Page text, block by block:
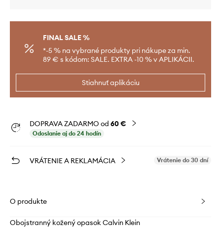
FINAL SALE %
*-5 % na vybrané produkty pri nákupe za min.
89 € s kódom: SALE. EXTRA -10 % v APLIKÁCII.
Stiahnuť aplikáciu
DOPRAVA ZADARMO od 60 €
Odoslanie aj do 24 hodín
VRÁTENIE A REKLAMÁCIA Vrátenie do 30 dní
O produkte
Obojstranný kožený opasok Calvin Klein